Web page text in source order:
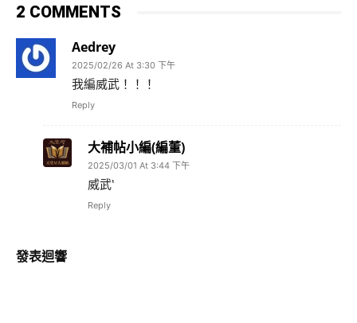
2 COMMENTS
Aedrey
2025/02/26 At 3:30 下午
我編威武！！！
Reply
大補帖小編(編董)
2025/03/01 At 3:44 下午
威武‵
Reply
發表迴響